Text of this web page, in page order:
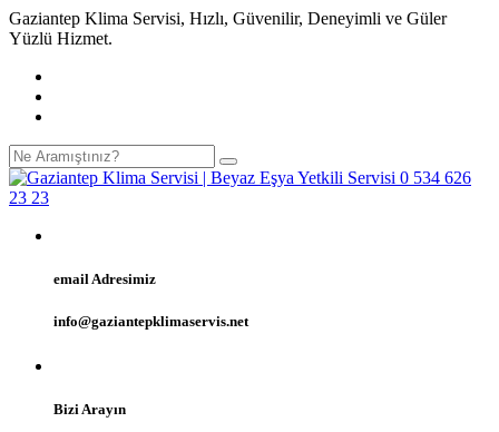
Gaziantep Klima Servisi, Hızlı, Güvenilir, Deneyimli ve Güler
Yüzlü Hizmet.
email Adresimiz
info@gaziantepklimaservis.net
Bizi Arayın